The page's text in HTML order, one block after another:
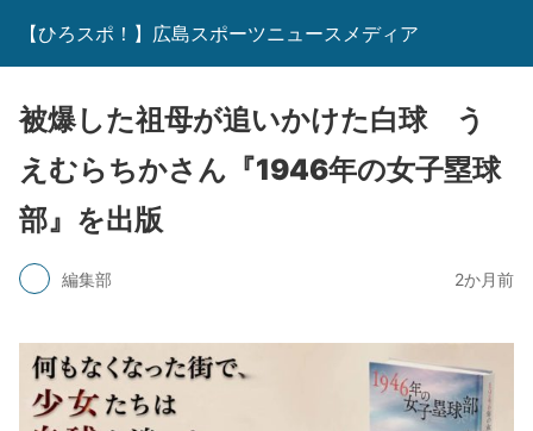
【ひろスポ！】広島スポーツニュースメディア
被爆した祖母が追いかけた白球 う
えむらちかさん『1946年の女子塁球
部』を出版
編集部 2か月前